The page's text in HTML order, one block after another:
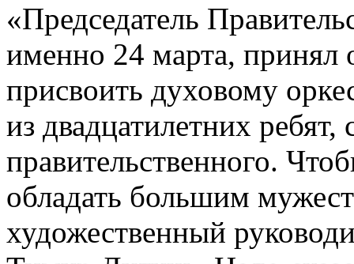
«Председатель
именно 24 марта, принял
присвоить духовому
из двадцатилетних ребят,
правительственного.
обладать большим
художественный